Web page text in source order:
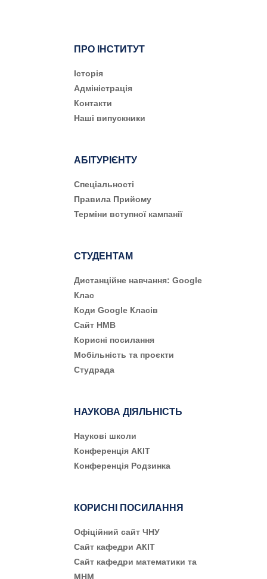
ПРО ІНСТИТУТ
Історія
Адміністрація
Контакти
Наші випускники
АБІТУРІЄНТУ
Cпеціальності
Правила Прийому
Терміни вступної кампанії
СТУДЕНТАМ
Дистанційне навчання: Google
Клас
Коди Google Класів
Сайт НМВ
Корисні посилання
Мобільність та проєкти
Студрада
НАУКОВА ДІЯЛЬНІСТЬ
Наукові школи
Конференція АКІТ
Конференція Родзинка
КОРИСНІ ПОСИЛАННЯ
Офіційний сайт ЧНУ
Сайт кафедри АКІТ
Сайт кафедри математики та
МНМ